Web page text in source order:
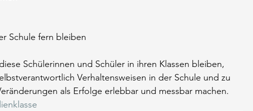
Schule fern bleiben
Schülerinnen und Schüler in ihren Klassen bleiben,
Verhaltensweisen in der Schule und zu
als Erfolge erlebbar und messbar machen.